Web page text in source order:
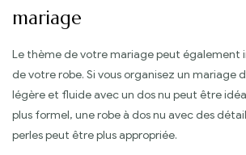
mariage
Le thème de votre mariage peut également
de votre robe. Si vous organisez un mariage
légère et fluide avec un dos nu peut être
plus formel, une robe à dos nu avec des
perles peut être plus appropriée.